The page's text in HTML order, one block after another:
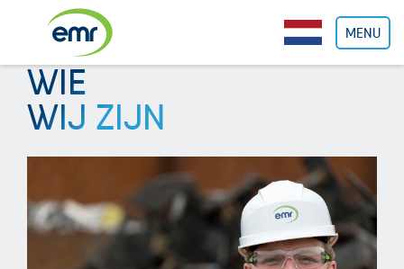
MENU
WIE
WIJ ZIJN
Cookies beheer paneel